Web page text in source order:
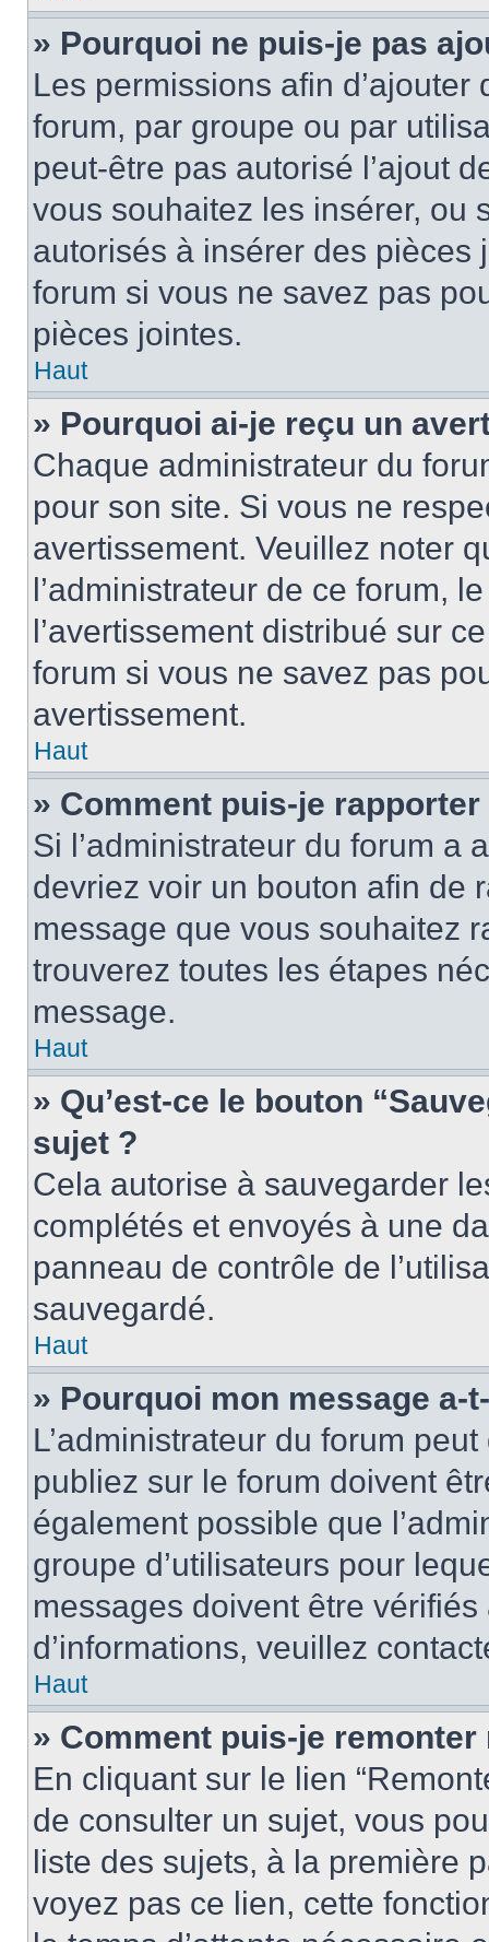
» Pourquoi ne puis-je pas
Les permissions afin
forum, par groupe ou par
peut-être pas autorisé l’ajout
vous souhaitez les insérer, ou
autorisés à insérer des pièces
forum si vous ne savez pas
pièces jointes.
Haut
» Pourquoi ai-je reçu un
Chaque administrateur du
pour son site. Si vous ne
avertissement. Veuillez noter
l’administrateur de ce forum,
l’avertissement distribué sur
forum si vous ne savez pas
avertissement.
Haut
» Comment puis-je
Si l’administrateur du forum a
devriez voir un bouton afin de
message que vous souhaitez
trouverez toutes les étapes
message.
Haut
» Qu’est-ce le bouton
sujet ?
Cela autorise à sauvegarder
complétés et envoyés à une
panneau de contrôle de
sauvegardé.
Haut
» Pourquoi mon message a-
L’administrateur du forum
publiez sur le forum doivent
également possible que
groupe d’utilisateurs pour
messages doivent être
d’informations, veuillez
Haut
» Comment puis-je
En cliquant sur le lien
de consulter un sujet, vous
liste des sujets, à la première
voyez pas ce lien, cette